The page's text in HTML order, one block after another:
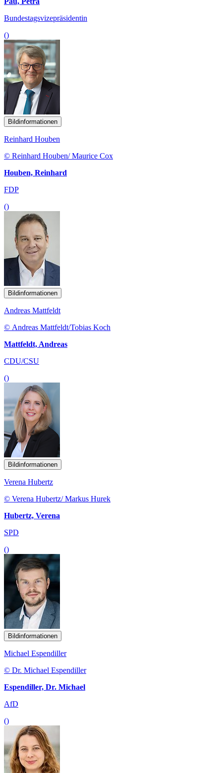
Bundestagsvizepräsidentin
()
Bildinformationen
Reinhard Houben
© Reinhard Houben/ Maurice Cox
Houben, Reinhard
FDP
()
Bildinformationen
Andreas Mattfeldt
© Andreas Mattfeldt/Tobias Koch
Mattfeldt, Andreas
CDU/CSU
()
Bildinformationen
Verena Hubertz
© Verena Hubertz/ Markus Hurek
Hubertz, Verena
SPD
()
Bildinformationen
Michael Espendiller
© Dr. Michael Espendiller
Espendiller, Dr. Michael
AfD
()